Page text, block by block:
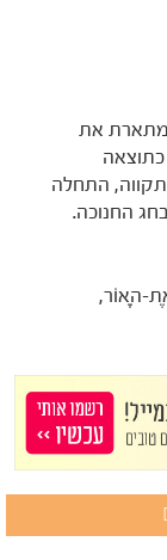
מתארת את
כתוצאה
התחלה
החנוכה.
הָאוֹר,